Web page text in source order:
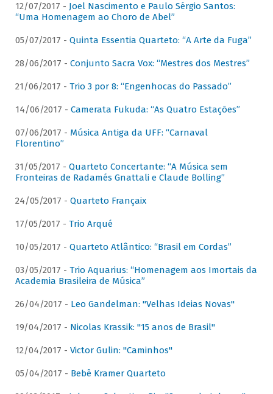
12/07/2017 - Joel Nascimento e Paulo Sérgio Santos:
“Uma Homenagem ao Choro de Abel”
05/07/2017 - Quinta Essentia Quarteto: “A Arte da Fuga”
28/06/2017 - Conjunto Sacra Vox: “Mestres dos Mestres”
21/06/2017 - Trio 3 por 8: “Engenhocas do Passado”
14/06/2017 - Camerata Fukuda: “As Quatro Estações”
07/06/2017 - Música Antiga da UFF: “Carnaval
Florentino”
31/05/2017 - Quarteto Concertante: “A Música sem
Fronteiras de Radamés Gnattali e Claude Bolling”
24/05/2017 - Quarteto Françaix
17/05/2017 - Trio Arqué
10/05/2017 - Quarteto Atlântico: “Brasil em Cordas”
03/05/2017 - Trio Aquarius: “Homenagem aos Imortais da
Academia Brasileira de Música”
26/04/2017 - Leo Gandelman: "Velhas Ideias Novas"
19/04/2017 - Nicolas Krassik: "15 anos de Brasil"
12/04/2017 - Victor Gulin: "Caminhos"
05/04/2017 - Bebê Kramer Quarteto